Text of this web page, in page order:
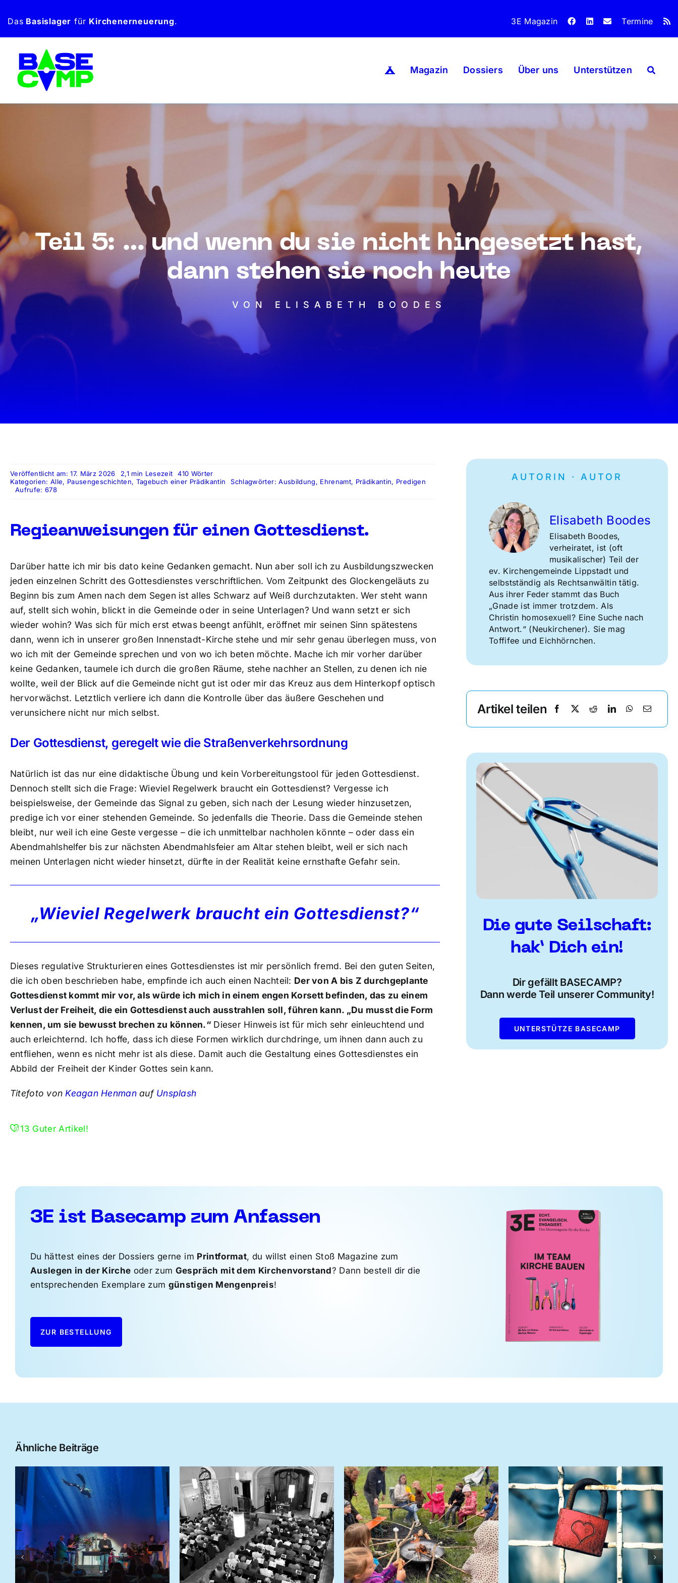
Inhalt
springen
Das Basislager für Kirchen­erneuerung. 3E Magazin Termine
Magazin Dossiers Über uns Unterstützen
Teil 5: … und wenn du sie nicht hingesetzt hast,
dann stehen sie noch heute
VON ELISABETH BOODES
Veröffentlicht am: 17. März 2026 2,1 min Lesezeit
410 Wörter
Kategorien:Alle, Pausengeschichten, Tagebuch einer Prädikantin Schlagwörter:Ausbildung, Ehrenamt, Prädikantin, Predigen
Aufrufe: 678
Regieanweisungen für einen Gottesdienst.
Darüber hatte ich mir bis dato keine Gedanken gemacht. Nun aber soll ich zu Ausbildungszwecken
jeden einzelnen Schritt des Gottesdienstes verschriftlichen. Vom Zeitpunkt des Glockengeläuts zu
Beginn bis zum Amen nach dem Segen ist alles Schwarz auf Weiß durchzutakten. Wer steht wann
auf, stellt sich wohin, blickt in die Gemeinde oder in seine Unterlagen? Und wann setzt er sich
wieder wohin? Was sich für mich erst etwas beengt anfühlt, eröffnet mir seinen Sinn spätestens
dann, wenn ich in unserer großen Innenstadt-Kirche stehe und mir sehr genau überlegen muss, von
wo ich mit der Gemeinde sprechen und von wo ich beten möchte. Mache ich mir vorher darüber
keine Gedanken, taumele ich durch die großen Räume, stehe nachher an Stellen, zu denen ich nie
wollte, weil der Blick auf die Gemeinde nicht gut ist oder mir das Kreuz aus dem Hinterkopf optisch
hervorwächst. Letztlich verliere ich dann die Kontrolle über das äußere Geschehen und
verunsichere nicht nur mich selbst.
Der Gottesdienst, geregelt wie die Straßenverkehrsordnung
Natürlich ist das nur eine didaktische Übung und kein Vorbereitungstool für jeden Gottesdienst.
Dennoch stellt sich die Frage: Wieviel Regelwerk braucht ein Gottesdienst? Vergesse ich
beispielsweise, der Gemeinde das Signal zu geben, sich nach der Lesung wieder hinzusetzen,
predige ich vor einer stehenden Gemeinde. So jedenfalls die Theorie. Dass die Gemeinde stehen
bleibt, nur weil ich eine Geste vergesse – die ich unmittelbar nachholen könnte – oder dass ein
Abendmahlshelfer bis zur nächsten Abendmahlsfeier am Altar stehen bleibt, weil er sich nach
meinen Unterlagen nicht wieder hinsetzt, dürfte in der Realität keine ernsthafte Gefahr sein.
„Wieviel Regelwerk braucht ein Gottesdienst?“
Dieses regulative Strukturieren eines Gottesdienstes ist mir persönlich fremd. Bei den guten Seiten,
die ich oben beschrieben habe, empfinde ich auch einen Nachteil: Der von A bis Z durchgeplante
Gottesdienst kommt mir vor, als würde ich mich in einem engen Korsett befinden, das zu einem
Verlust der Freiheit, die ein Gottesdienst auch ausstrahlen soll, führen kann. „Du musst die Form
kennen, um sie bewusst brechen zu können.“Dieser Hinweis ist für mich sehr einleuchtend und
auch erleichternd. Ich hoffe, dass ich diese Formen wirklich durchdringe, um ihnen dann auch zu
entfliehen, wenn es nicht mehr ist als diese. Damit auch die Gestaltung eines Gottesdienstes ein
Abbild der Freiheit der Kinder Gottes sein kann.
Titefoto von Keagan Henmanauf Unsplash
13 Guter Artikel!
AUTORIN · AUTOR
Elisabeth Boodes
Elisabeth Boodes,
verheiratet, ist (oft
musikalischer) Teil der
ev. Kirchengemeinde Lippstadt und
selbstständig als Rechtsanwältin tätig.
Aus ihrer Feder stammt das Buch
„Gnade ist immer trotzdem. Als
Christin homosexuell? Eine Suche nach
Antwort.“ (Neukirchener). Sie mag
Toffifee und Eichhörnchen.
Artikel teilen
Die gute Seilschaft:
hak’ Dich ein!
Dir gefällt BASECAMP?
Dann werde Teil unserer Community!
UNTERSTÜTZE BASECAMP
3E ist Basecamp zum Anfassen
Du hättest eines der Dossiers gerne im Printformat, du willst einen Stoß Magazine zum
Auslegen in der Kirche oder zum Gespräch mit dem Kirchenvorstand? Dann bestell dir die
entsprechenden Exemplare zum günstigen Mengenpreis!
ZUR BESTELLUNG
Ähnliche Beiträge